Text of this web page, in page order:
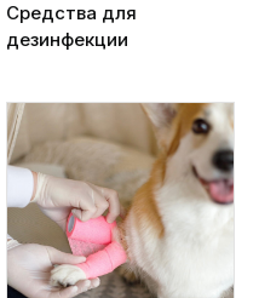
Средства для
дезинфекции